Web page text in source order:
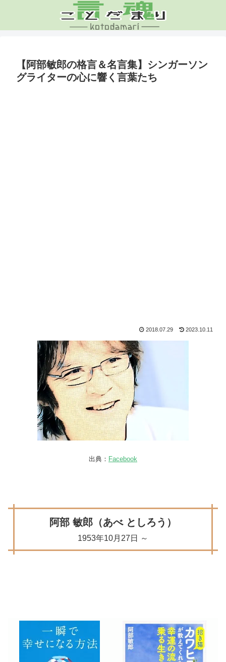
【阿部敏郎の格言＆名言集】シンガーソン
グライターの心に響く言葉たち
2018.07.29 2023.10.11
出典： Facebook
阿部 敏郎（あべ としろう）
1953年10月27日 ～